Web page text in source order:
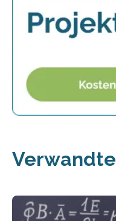
Verwandte